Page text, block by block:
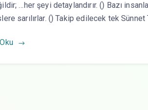
…her şeyi detaylandırır. () Bazı
sarılırlar. () Takip edilecek tek Sünnet